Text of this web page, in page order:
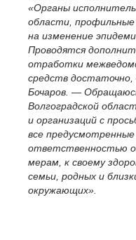
«Органы
области,
на изменение
Проводятся
отработки
средств
Бочаров. —
Волгоградской
и организаций с
все
ответственностью
мерам, к своему
семьи, родных и
окружающих».